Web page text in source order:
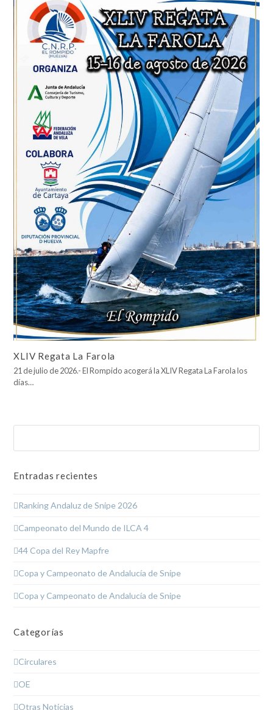
XLIV Regata La Farola
21 de julio de 2026.- El Rompido acogerá la XLIV Regata La Farola los
días…
Entradas recientes
Ranking Andaluz de Snipe 2026
Campeonato del Mundo de ILCA 4
44 Copa del Rey Mapfre
Copa y Campeonato de Andalucía de Snipe
Copa y Campeonato de Andalucía de Snipe
Categorías
Circulares
OE
Otras Noticias